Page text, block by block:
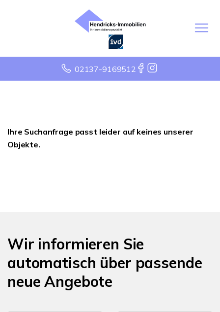
02137-9169512
Ihre Suchanfrage passt leider auf keines unserer
Objekte.
Wir informieren Sie
automatisch über passende
neue Angebote